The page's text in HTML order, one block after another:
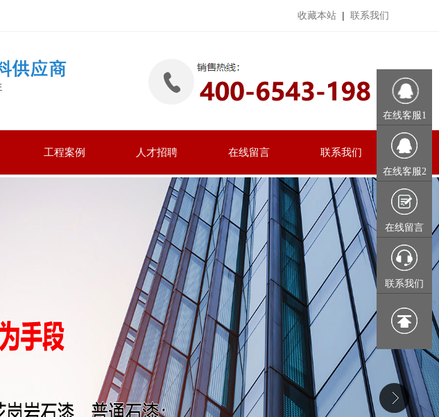
收藏本站 | 联系我们
工程案例 人才招聘 在线留言 联系我们
在线客服1
在线客服2
在线留言
联系我们